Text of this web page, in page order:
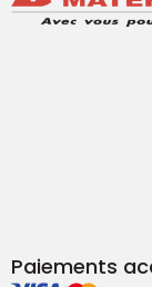
Paiements